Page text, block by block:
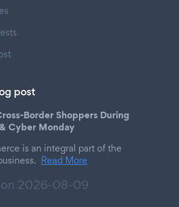
post
Border Shoppers During
Cyber Monday
is an integral part of the
Read More
2026-08-09